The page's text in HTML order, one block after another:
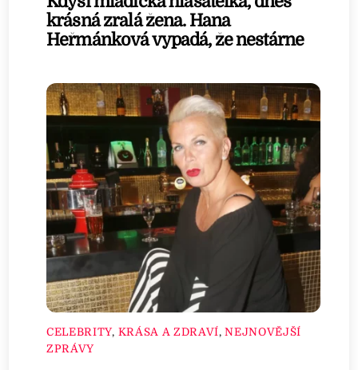
krásná zralá žena. Hana
Heřmánková vypadá, že nestárne
CELEBRITY, KRÁSA A ZDRAVÍ,NEJNOVĚJŠÍ
ZPRÁVY